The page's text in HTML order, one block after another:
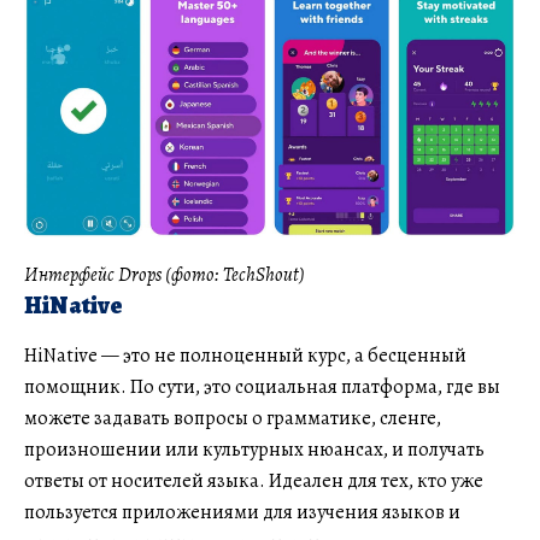
Интерфейс Drops (фото: TechShout)
HiNative
HiNative — это не полноценный курс, а бесценный
помощник. По сути, это социальная платформа, где вы
можете задавать вопросы о грамматике, сленге,
произношении или культурных нюансах, и получать
ответы от носителей языка. Идеален для тех, кто уже
пользуется приложениями для изучения языков и